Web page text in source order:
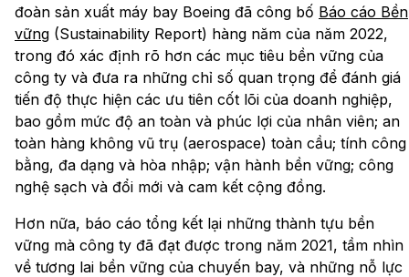
đoàn sản xuất máy bay Boeing đã công bố Báo cáo Bền
vững (Sustainability Report) hàng năm của năm 2022,
trong đó xác định rõ hơn các mục tiêu bền vững của
công ty và đưa ra những chỉ số quan trọng để đánh giá
tiến độ thực hiện các ưu tiên cốt lõi của doanh nghiệp,
bao gồm mức độ an toàn và phúc lợi của nhân viên; an
toàn hàng không vũ trụ (aerospace) toàn cầu; tính công
bằng, đa dạng và hòa nhập; vận hành bền vững; công
nghệ sạch và đổi mới và cam kết cộng đồng.
Hơn nữa, báo cáo tổng kết lại những thành tựu bền
vững mà công ty đã đạt được trong năm 2021, tầm nhìn
về tương lai bền vững của chuyến bay, và những nỗ lực